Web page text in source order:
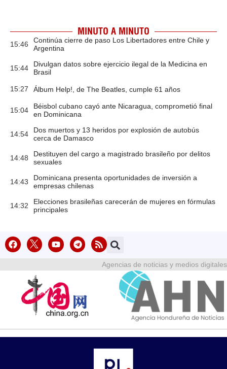
MINUTO A MINUTO
15:46
Continúa cierre de paso Los Libertadores entre Chile y
Argentina
15:44
Divulgan datos sobre ejercicio ilegal de la Medicina en
Brasil
15:27 Álbum Help!, de The Beatles, cumple 61 años
15:04
Béisbol cubano cayó ante Nicaragua, comprometió final
en Dominicana
14:54
Dos muertos y 13 heridos por explosión de autobús
cerca de Damasco
14:48
Destituyen del cargo a magistrado brasileño por delitos
sexuales
14:43
Dominicana presenta oportunidades de inversión a
empresas chilenas
14:32
Elecciones brasileñas carecerán de mujeres en fórmulas
principales
Agencias de noticias y medios digitales